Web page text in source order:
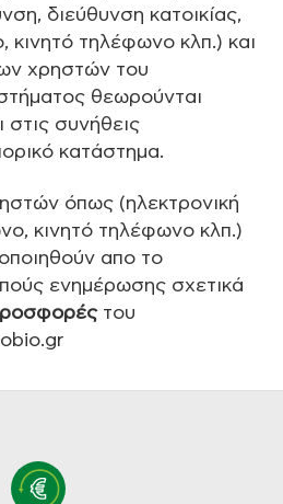
διεύθυνση κατοικίας,
τηλέφωνο κλπ.) και
χρηστών του
θεωρούνται
συνήθεις
κατάστημα.
όπως (ηλεκτρονική
κινητό τηλέφωνο κλπ.)
απο το
ενημέρωσης σχετικά
του